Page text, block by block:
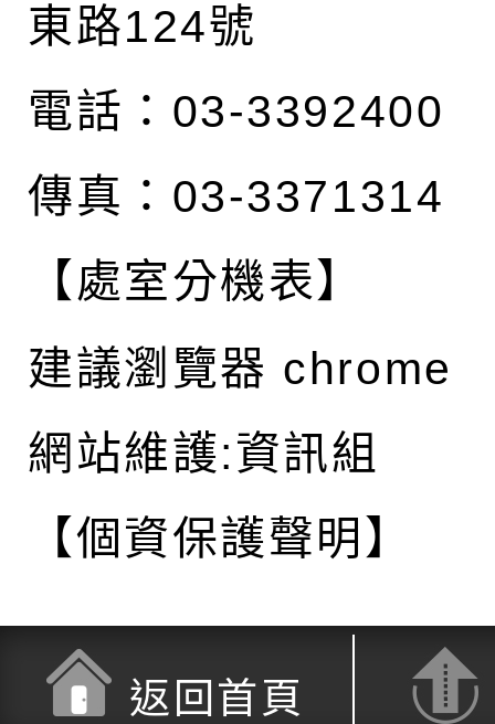
東路124號
電話：03-3392400
傳真：03-3371314
【處室分機表】
建議瀏覽器 chrome
網站維護:資訊組
【個資保護聲明】
返回首頁